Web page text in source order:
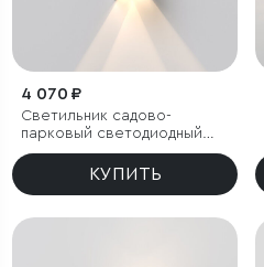
4 070 ₽
Светильник садово-
парковый светодиодный
Twinray 4000K
КУПИТЬ